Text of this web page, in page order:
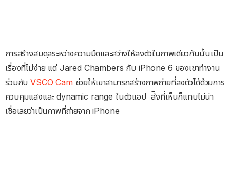
การสร้างสมดุลระหว่างความมืดและสว่างให้ลงตัวในภาพเดียวกันนั้นเป็น
เรื่องที่ไม่ง่าย แต่ Jared Chambers กับ iPhone 6 ของเขาทำงาน
ร่วมกับVSCO Camช่วยให้เขาสามารถสร้างภาพถ่ายที่ลงตัวได้ด้วยการ
ควบคุมแสงและ dynamic range ในตัวแอป ส่ิงที่เห็นก็แทบไม่น่า
เชื่อเลยว่าเป็นภาพที่ถ่ายจาก iPhone